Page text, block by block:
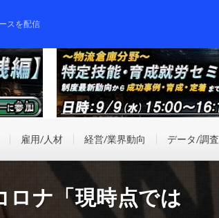
スを配信
雇用/人材 経営/業界動向 データ/調査
ロナ「現時点では